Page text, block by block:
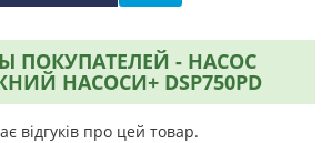
ПОКУПАТЕЛЕЙ - НАСОС
НАСОСИ+ DSP750PD
відгуків про цей товар.